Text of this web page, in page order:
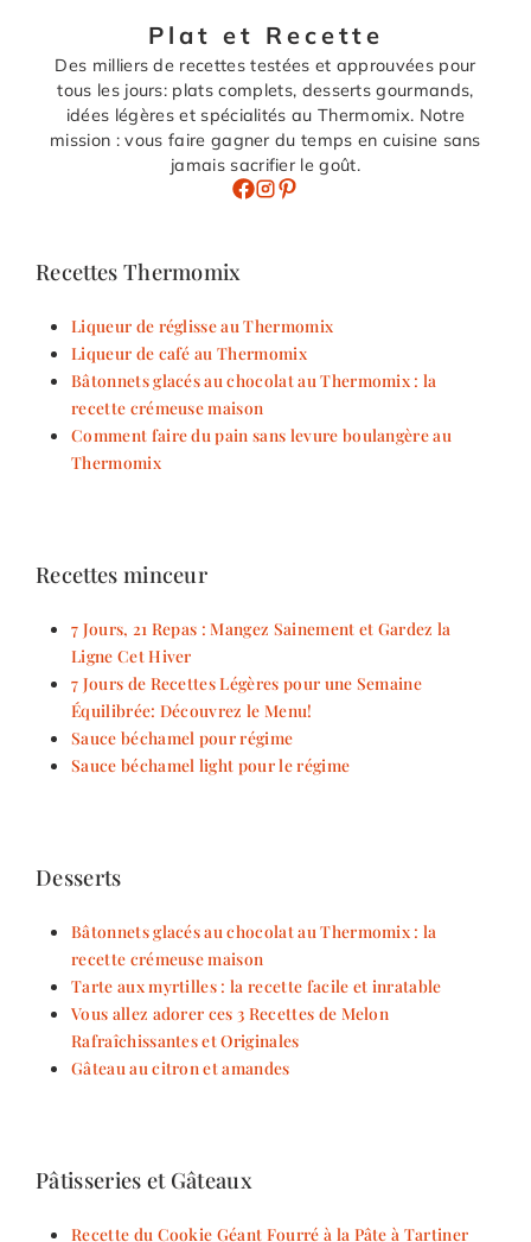
Plat et Recette
Des milliers de recettes testées et approuvées pour
tous les jours: plats complets, desserts gourmands,
idées légères et spécialités au Thermomix. Notre
mission : vous faire gagner du temps en cuisine sans
jamais sacrifier le goût.
Recettes Thermomix
Liqueur de réglisse au Thermomix
Liqueur de café au Thermomix
Bâtonnets glacés au chocolat au Thermomix : la
recette crémeuse maison
Comment faire du pain sans levure boulangère au
Thermomix
Recettes minceur
7 Jours, 21 Repas : Mangez Sainement et Gardez la
Ligne Cet Hiver
7 Jours de Recettes Légères pour une Semaine
Équilibrée: Découvrez le Menu!
Sauce béchamel pour régime
Sauce béchamel light pour le régime
Desserts
Bâtonnets glacés au chocolat au Thermomix : la
recette crémeuse maison
Tarte aux myrtilles : la recette facile et inratable
Vous allez adorer ces 3 Recettes de Melon
Rafraîchissantes et Originales
Gâteau au citron et amandes
Pâtisseries et Gâteaux
Recette du Cookie Géant Fourré à la Pâte à Tartiner